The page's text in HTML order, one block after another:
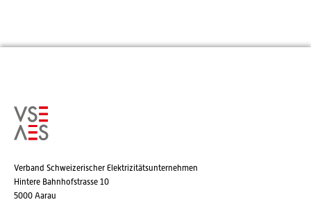
Verband Schweizerischer Elektrizitätsunternehmen
Hintere Bahnhofstrasse 10
5000 Aarau